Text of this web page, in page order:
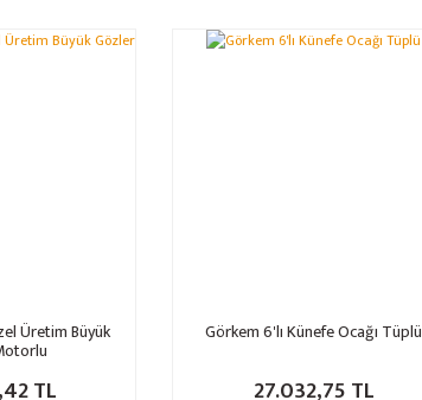
Üretim Büyük
TL
Görkem 6'lı Künefe Ocağı Tüplü
27.032,75 TL